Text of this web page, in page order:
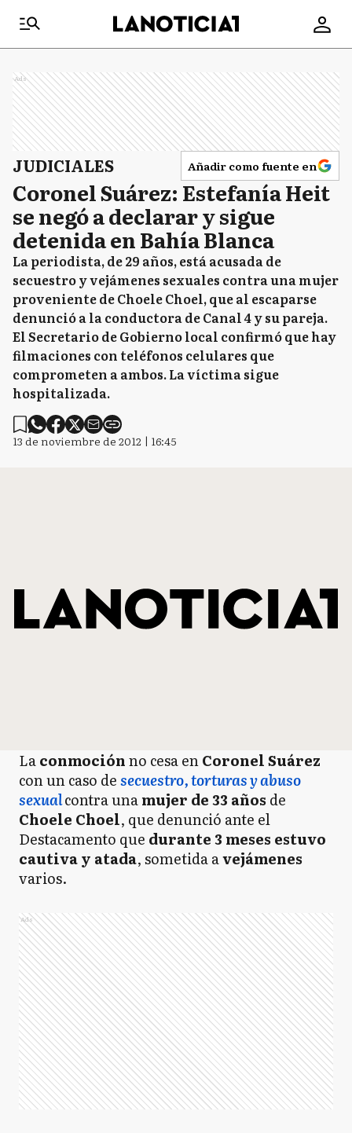
Ads
JUDICIALES Añadir como fuente en
Coronel Suárez: Estefanía Heit
se negó a declarar y sigue
detenida en Bahía Blanca
La periodista, de 29 años, está acusada de
secuestro y vejámenes sexuales contra una mujer
proveniente de Choele Choel, que al escaparse
denunció a la conductora de Canal 4 y su pareja.
El Secretario de Gobierno local confirmó que hay
filmaciones con teléfonos celulares que
comprometen a ambos. La víctima sigue
hospitalizada.
13 de noviembre de 2012 | 16:45
Laconmociónno cesa enCoronel Suárez
con un caso desecuestro, torturas y abuso
sexualcontra unamujer de 33 años de
Choele Choel, que denunció ante el
Destacamento que durante 3 meses estuvo
cautiva y atada, sometida avejámenes
varios.
Ads